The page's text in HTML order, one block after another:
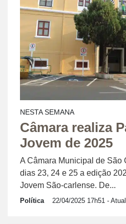
NESTA SEMANA
Câmara realiza
Jovem de 2025
A Câmara Municipal de São
dias 23, 24 e 25 a edição
Jovem São-carlense. De...
Política 22/04/2025 17h51 -